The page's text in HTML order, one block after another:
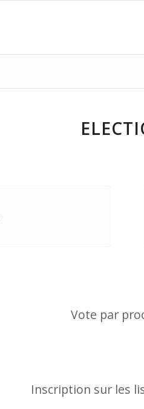
Vote par
Inscription sur les